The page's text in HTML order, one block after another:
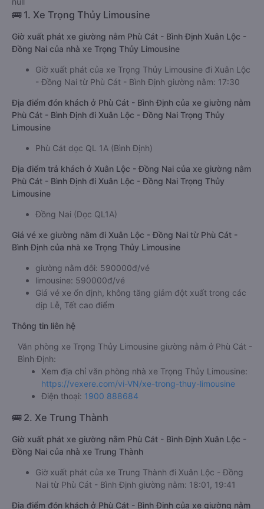
Lộc - Đồng Nai từ Phù Cát - Bình Định
tốt nhất hiện nay 08/2026
null
🚌 1. Xe Trọng Thủy Limousine
Giờ xuất phát xe giường nằm Phù Cát - Bình Định Xuân Lộc -
Giờ xuất phát của xe Trọng Thủy Limousine đi Xuân Lộc
- Đồng Nai từ Phù Cát - Bình Định giường nằm: 17:30
Địa điểm đón khách ở Phù Cát - Bình Định của xe giường nằm
Limousine
Phù Cát dọc QL 1A (Bình Định)
Địa điểm trả khách ở Xuân Lộc - Đồng Nai của xe giường nằm
Limousine
Giá vé xe giường nằm đi Xuân Lộc - Đồng Nai từ Phù Cát -
Bình Định của nhà xe Trọng Thủy Limousine
giường nằm đôi: 590000đ/vé
limousine: 590000đ/vé
dịp Lễ, Tết cao điểm
Thông tin liên hệ
Văn phòng xe Trọng Thủy Limousine giường nằm ở Phù Cát -
Bình Định:
Xem địa chỉ văn phòng nhà xe Trọng Thủy Limousine:
https://vexere.com/vi-VN/xe-trong-thuy-limousine
Điện thoại:1900 888684
🚌 2. Xe Trung Thành
Giờ xuất phát xe giường nằm Phù Cát - Bình Định Xuân Lộc -